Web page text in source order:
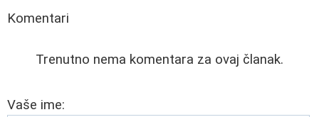
Komentari
Trenutno nema komentara za ovaj članak.
Vaše ime: